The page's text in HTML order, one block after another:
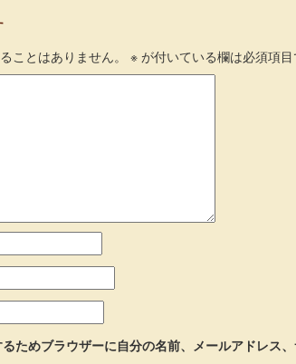
ことはありません。 ※ が付いている欄は必須項目
ためブラウザーに自分の名前、メールアドレス、